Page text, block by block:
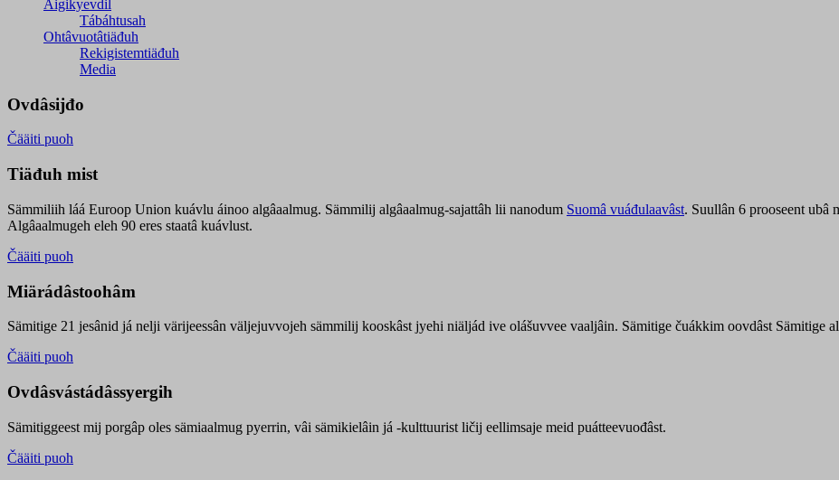
Äigikyevdil
Tábáhtusah
Ohtâvuotâtiäđuh
Rekigistemtiäđuh
Media
Ovdâsijđo
Čääiti puoh
Tiäđuh mist
Sämmiliih láá Euroop Union kuávlu áinoo algâaalmug. Sämmilij algâaalmug-sajattâh lii nanodum Suomâ vuáđulaavâst. Suullân 6 prooseent ubâ
Algâaalmugeh eleh 90 eres staatâ kuávlust.
Čääiti puoh
Miärádâstoohâm
Sämitige 21 jesânid já nelji värijeessân väljejuvvojeh sämmilij kooskâst jyehi niäljád ive olášuvvee vaaljâin. Sämitige čuákkim oovdâst Sämitige
Čääiti puoh
Ovdâsvástádâssyergih
Sämitiggeest mij porgâp oles sämiaalmug pyerrin, vâi sämikielâin já -kulttuurist ličij eellimsaje meid puátteevuođâst.
Čääiti puoh